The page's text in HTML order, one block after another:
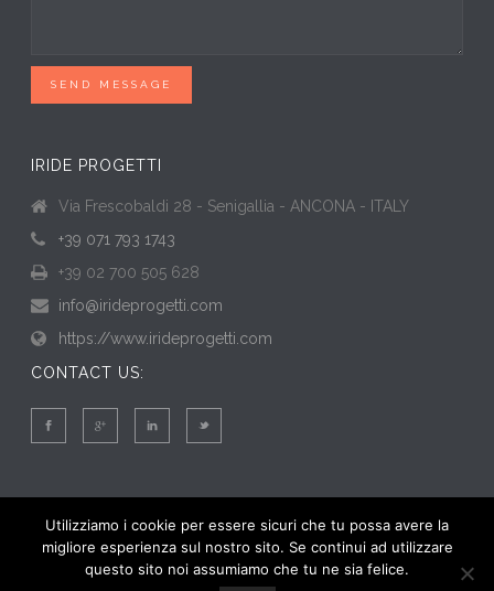
SEND MESSAGE
IRIDE PROGETTI
Via Frescobaldi 28 - Senigallia - ANCONA - ITALY
+39 071 793 1743
+39 02 700 505 628
info@irideprogetti.com
https://www.irideprogetti.com
CONTACT US:
Utilizziamo i cookie per essere sicuri che tu possa avere la
migliore esperienza sul nostro sito. Se continui ad utilizzare
questo sito noi assumiamo che tu ne sia felice.